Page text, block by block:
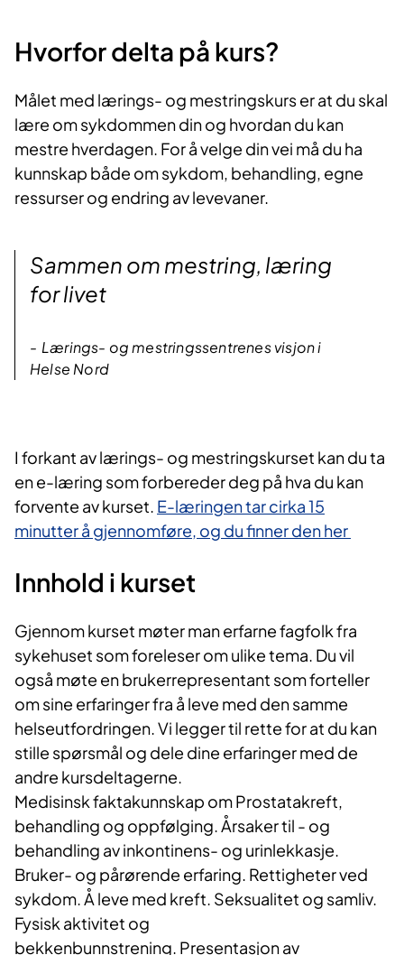
Hvorfor delta på kurs?​
Målet med lærings- og mestringskurs er at du skal
lære om sykdommen din og hvordan du kan
mestre hverdagen. For å velge din vei må du ha
kunnskap både om sykdom, behandling, egne
ressurser og endring av levevaner.​​
Sammen om mestring, læring
for livet
Lærings- og mestringssentrenes visjon i
Helse Nord
I forka​nt av lærings- og mestringskurset kan du ta
en e-læring som forbereder deg på hva du kan
forvente av kurset. E-læringen tar cirka 15
minutter å gjennomføre, og du finner den her​
Innhold i kurset​
Gjenno​m kurset møter man erfarne fagfolk fra
sykehuset som foreleser om ulike tema. Du vil
også møte en brukerrepresentant som forteller
om sine erfaringer fra å leve med den samme
helseutfordringen. Vi legger til rette for at du kan
stille spørsmål og dele dine erfaringer med de
andre kursdeltagerne.​
Medisinsk faktakunnskap om Prostatakreft,
behandling og oppfølging. Årsaker til - og
behandling av inkontinens- og urinlekkasje.
Bruker- og pårørende erfaring. Rettigheter ved
sykdom. Å leve med kreft. Seksualitet og samliv.
Fysisk aktivitet og
bekkenbunnstrening. Presentasjon av